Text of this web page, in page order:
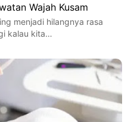
Wajah Kusam
menjadi hilangnya rasa
kalau kita…